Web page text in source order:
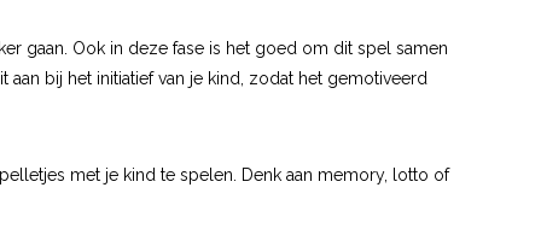
gaan. Ook in deze fase is het goed om dit spel samen
bij het initiatief van je kind, zodat het gemotiveerd
met je kind te spelen. Denk aan memory, lotto of